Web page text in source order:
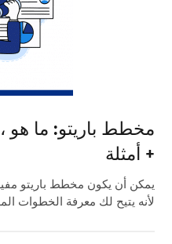
مخطط باريتو: ما هو
+ أمثلة
يمكن أن يكون مخطط باريتو
لأنه يتيح لك معرفة الخطوات